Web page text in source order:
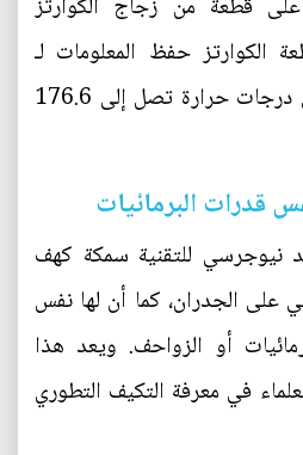
الكوارتز حفظ المعلومات لـ
13.8 مليار سنة، وتحمّل درجات حرارة تصل إلى 176.6
قدرات البرمائيات
للتقنية سمكة كهف
على الجدران، كما أن لها نفس
أو الزواحف. ويعد هذا
في معرفة التكيف التطوري